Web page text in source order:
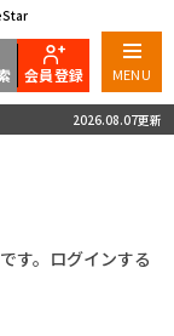
会員登録 MENU
2026.08.07更新
す。ログインする